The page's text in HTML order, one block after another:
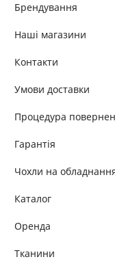
Брендування
Наші магазини
Контакти
Умови доставки
Процедура
Гарантія
Чохли на
Каталог
Оренда
Тканини